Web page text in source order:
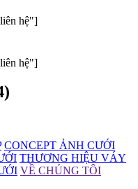
hệ"]
hệ"]
CONCEPT ẢNH CƯỚI
THƯƠNG HIỆU VÁY
VỀ CHÚNG TÔI